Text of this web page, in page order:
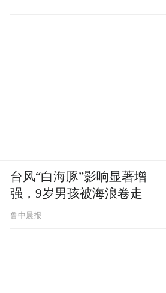
台风“白海豚”影响显著增
强，9岁男孩被海浪卷走
鲁中晨报